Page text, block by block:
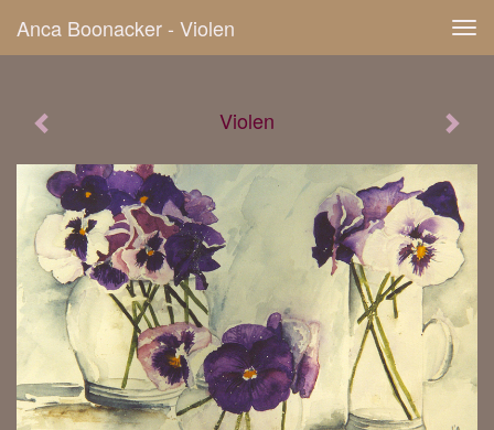
Anca Boonacker - Violen
Violen